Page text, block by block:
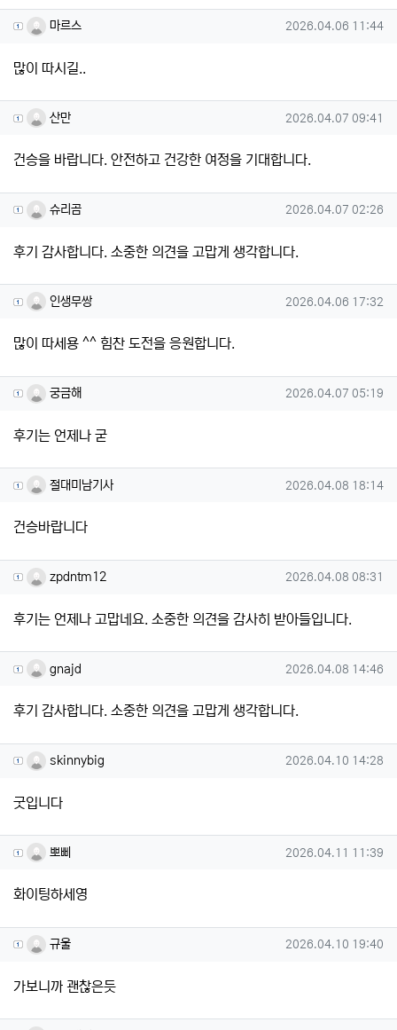
마르스님의 댓글
마르스 작성일
2026.04.06 11:44
많이 따시길..
산만님의 댓글
산만 작성일
2026.04.07 09:41
건승을 바랍니다. 안전하고 건강한 여정을 기대합니다.
슈리곰님의 댓글
슈리곰 작성일
2026.04.07 02:26
후기 감사합니다. 소중한 의견을 고맙게 생각합니다.
인생무쌍님의 댓글
인생무쌍 작성일
2026.04.06 17:32
많이 따세용 ^^ 힘찬 도전을 응원합니다.
궁금해님의 댓글
궁금해 작성일
2026.04.07 05:19
후기는 언제나 굳
절대미남기사님의 댓글
절대미남기사 작성일
2026.04.08 18:14
건승바랍니다
zpdntm12님의 댓글
zpdntm12 작성일
2026.04.08 08:31
후기는 언제나 고맙네요. 소중한 의견을 감사히 받아들입니다.
gnajd님의 댓글
gnajd 작성일
2026.04.08 14:46
후기 감사합니다. 소중한 의견을 고맙게 생각합니다.
skinnybig님의 댓글
skinnybig 작성일
2026.04.10 14:28
굿입니다
뽀삐님의 댓글
뽀삐 작성일
2026.04.11 11:39
화이팅하세영
규울님의 댓글
규울 작성일
2026.04.10 19:40
가보니까 괜찮은듯